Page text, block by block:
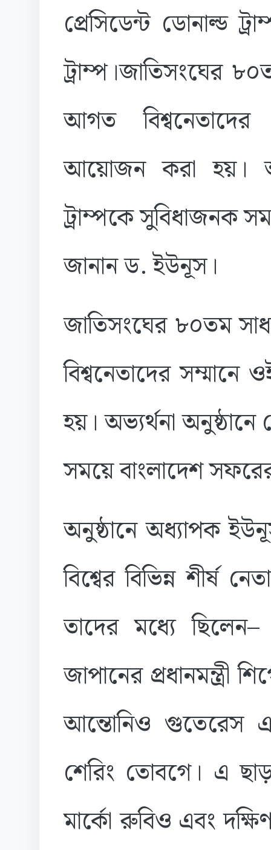
প্রেসিডেন্ট ডোনাল্ড
ট্রাম্প।জাতিসংঘের
আগত
আয়োজন করা হয়।
ট্রাম্পকে সুবিধাজনক
জানান ড. ইউনূস।
জাতিসংঘের ৮০তম
বিশ্বনেতাদের
হয়। অভ্যর্থনা অনুষ্ঠানে
সময়ে বাংলাদেশ
অনুষ্ঠানে অধ্যাপক
বিশ্বের বিভিন্ন শীর্ষ
তাদের মধ্যে
জাপানের প্রধানমন্ত্রী
আন্তোনিও গুতেরেস
শেরিং তোবগে। এ ছাড়া
মার্কো রুবিও এবং